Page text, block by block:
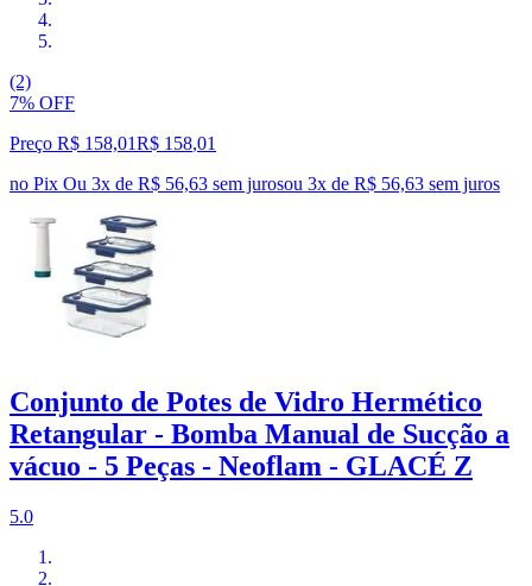
(2)
7% OFF
Preço R$ 158,01R$ 158,01
no Pix Ou 3x de R$ 56,63 sem jurosou 3x de R$ 56,63 sem juros
Conjunto de Potes de Vidro Hermético
Retangular - Bomba Manual de Sucção a
vácuo - 5 Peças - Neoflam - GLACÉ Z
5.0